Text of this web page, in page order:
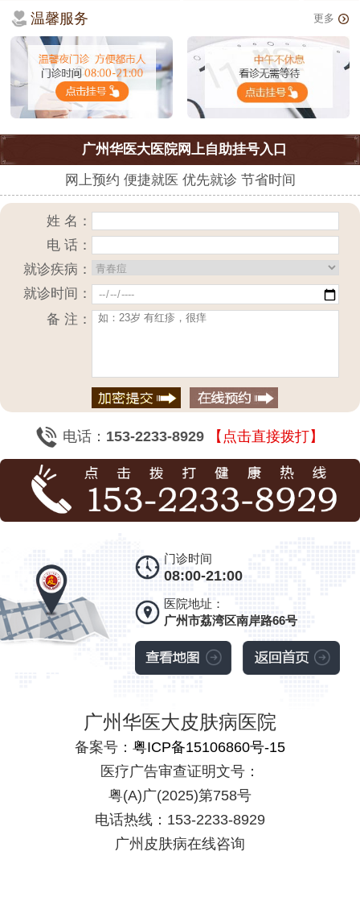
温馨服务 更多
广州华医大医院网上自助挂号入口
网上预约 便捷就医 优先就诊 节省时间
姓 名：
电 话：
就诊疾病：
就诊时间：
备 注：
电话： 153-2233-8929 【点击直接拨打】
门诊时间
08:00-21:00
医院地址：
广州市荔湾区南岸路66号
广州华医大皮肤病医院
备案号： 粤ICP备15106860号-15
医疗广告审查证明文号：
粤(A)广(2025)第758号
电话热线：153-2233-8929
广州皮肤病在线咨询